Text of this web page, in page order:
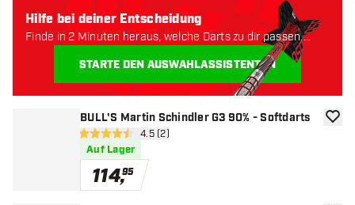
BULL'S Martin Schindler G3 90% - Softdarts
Bewertungsbereich öffnen
4.5 Bewertungssterne
4.5 (2)
Auf Lager
114,95
Zur
Hilfe bei deiner Entscheidung
Finde in 2 Minuten heraus, welche Darts zu dir passen.
STARTE DEN AUSWAHLASSISTENTEN